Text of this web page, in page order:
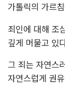
가톨릭의 가르
죄인에 대해 조
깊게 머물고 있
그 죄는 자연스
자연스럽게 권